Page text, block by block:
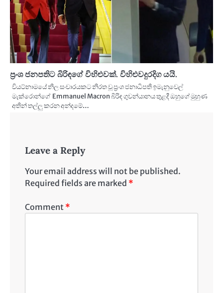
ප්‍රංශ ජනපතිට බිරිඳගේ විහිළුවක්. විහිළුවදුරදිග යයි.
වියට්නාමයේ නිල සංචාරයකට නිරත වූ ප්‍රංශ ජනාධිපති ඉමැනුවෙල්
මැක්රොන්ගේ Emmanuel Macron බිරිඳ ගුවන්යානය තුළදී ඔහුගේ මුහුණ
අතින් තල්ලු කරන අන්දමේ…
Leave a Reply
Your email address will not be published.
Required fields are marked *
Comment *